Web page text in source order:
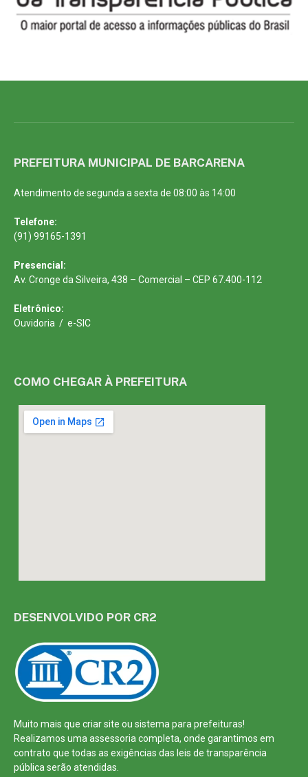
PREFEITURA MUNICIPAL DE BARCARENA
Atendimento de segunda a sexta de 08:00 às 14:00
Telefone:
(91) 99165-1391
Presencial:
Av. Cronge da Silveira, 438 – Comercial – CEP 67.400-112
Eletrônico:
Ouvidoria / e-SIC
COMO CHEGAR À PREFEITURA
DESENVOLVIDO POR CR2
Muito mais que criar site ou sistema para prefeituras!
Realizamos umaassessoriacompleta, onde garantimos em
contrato que todas as exigências das leis de transparência
públicaserão atendidas.